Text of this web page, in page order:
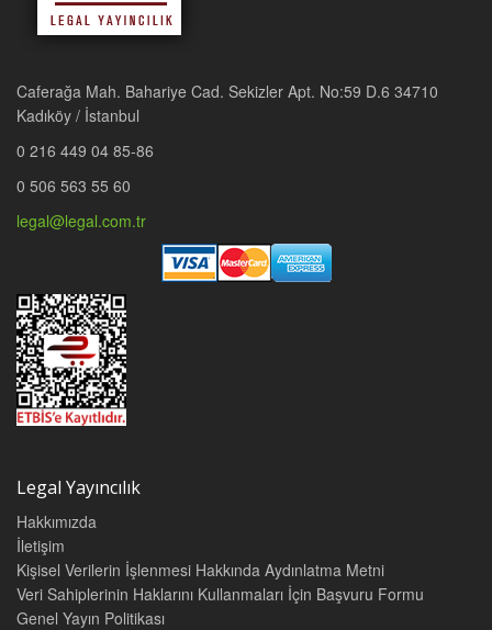
Caferağa Mah. Bahariye Cad. Sekizler Apt. No:59 D.6 34710
Kadıköy / İstanbul
0 216 449 04 85-86
0 506 563 55 60
legal@legal.com.tr
Legal Yayıncılık
Hakkımızda
İletişim
Kişisel Verilerin İşlenmesi Hakkında Aydınlatma Metni
Veri Sahiplerinin Haklarını Kullanmaları İçin Başvuru Formu
Genel Yayın Politikası